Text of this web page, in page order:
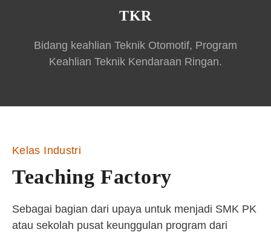
TKR
Bidang keahlian Teknik Otomotif, Program
Keahlian Teknik Kendaraan Ringan.
Kelas Industri
Teaching Factory
Sebagai bagian dari upaya untuk menjadi SMK PK
atau sekolah pusat keunggulan program dari